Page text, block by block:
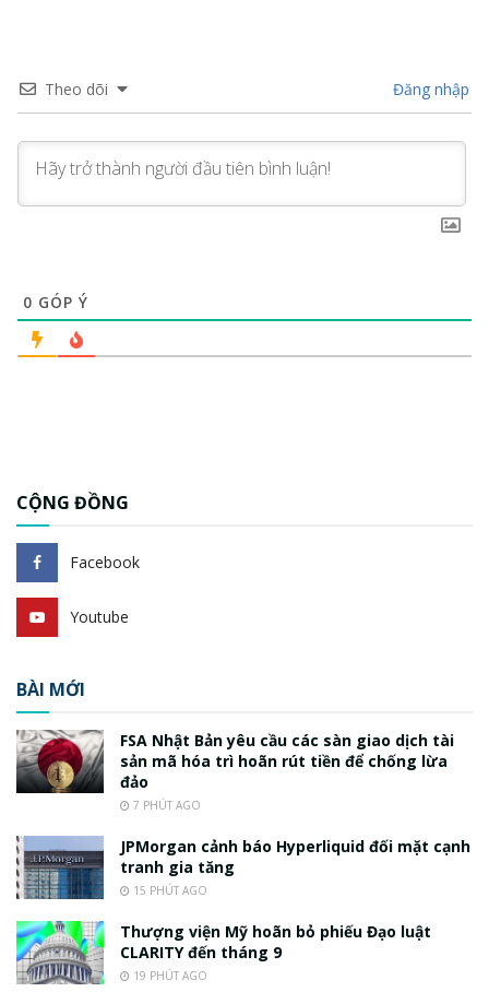
Theo dõi Đăng nhập
0 GÓP Ý
CỘNG ĐỒNG
Facebook
Youtube
BÀI MỚI
FSA Nhật Bản yêu cầu các sàn giao dịch tài
sản mã hóa trì hoãn rút tiền để chống lừa
đảo
7 PHÚT AGO
JPMorgan cảnh báo Hyperliquid đối mặt cạnh
tranh gia tăng
15 PHÚT AGO
Thượng viện Mỹ hoãn bỏ phiếu Đạo luật
CLARITY đến tháng 9
19 PHÚT AGO